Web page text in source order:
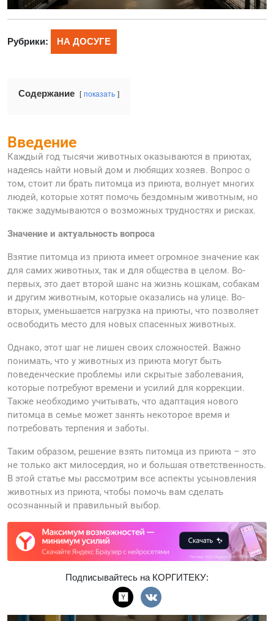
Рубрики: НА ДОСУГЕ
Содержание показать
Введение
Каждый год тысячи животных оказываются в приютах,
надеясь найти новый дом и любящих хозяев. Вопрос о
том, стоит ли брать питомца из приюта, волнует многих
людей, которые хотят помочь бездомным животным, но
также задумываются о возможных трудностях и рисках.
Значение и актуальность вопроса
Взятие питомца из приюта имеет огромное значение как
для самих животных, так и для общества в целом. Во-
первых, это дает второй шанс на жизнь кошкам, собакам
и другим животным, которые оказались на улице. Во-
вторых, уменьшается нагрузка на приюты, что позволяет
освободить место для новых спасенных животных.
Однако, этот шаг не лишен своих сложностей. Важно
понимать, что у животных из приюта могут быть
поведенческие проблемы или скрытые заболевания,
которые потребуют времени и усилий для коррекции.
Также необходимо учитывать, что адаптация нового
питомца в семье может занять некоторое время и
потребовать терпения и заботы.
Таким образом, решение взять питомца из приюта – это
не только акт милосердия, но и большая ответственность.
В этой статье мы рассмотрим все аспекты усыновления
животных из приюта, чтобы помочь вам сделать
осознанный и правильный выбор.
Подписывайтесь на КОРГИТЕКУ: